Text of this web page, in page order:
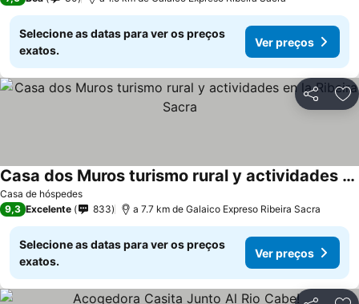
Selecione as datas para ver os preços
exatos.
Ver preços
Partilhar
Casa de hóspedes
Casa dos Muros turismo rural y actividades en la Ribeira Sacra
9,3 Excelente 833 a 7.7 km de Galaico Expreso Ribeira Sacra
Selecione as datas para ver os preços
exatos.
Ver preços